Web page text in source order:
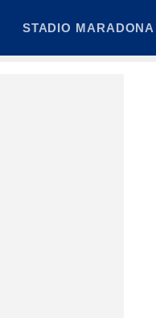
STADIO MARADONA